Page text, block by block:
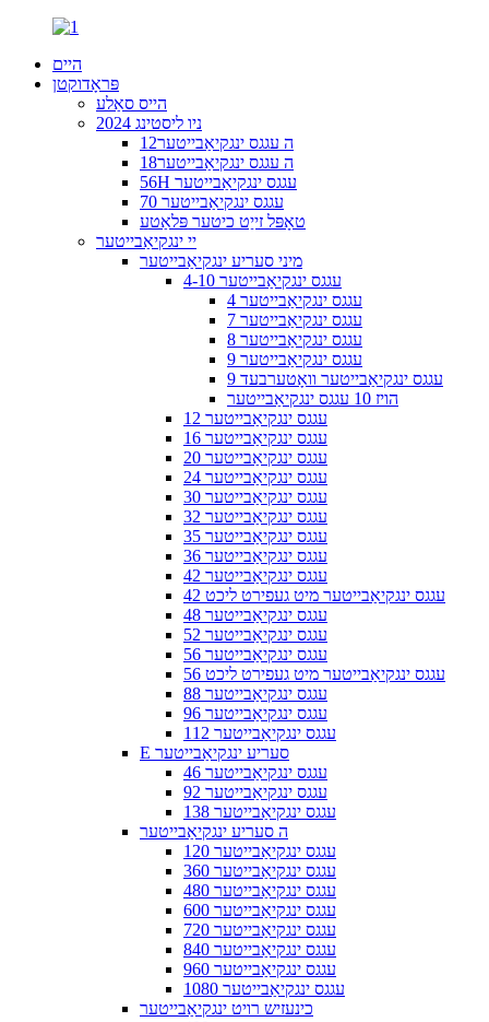
היים
פּראָדוקטן
הייס סאַלע
2024 ניו ליסטינג
12ה עגגס ינגקיאַבייטער
18ה עגגס ינגקיאַבייטער
56H עגגס ינגקיאַבייטער
70 עגגס ינגקיאַבייטער
טאָפּל זייַט כיטער פּלאַטע
יי ינגקיאַבייטער
מיני סעריע ינגקיאַבייטער
4-10 עגגס ינגקיאַבייטער
4 עגגס ינגקיאַבייטער
7 עגגס ינגקיאַבייטער
8 עגגס ינגקיאַבייטער
9 עגגס ינגקיאַבייטער
9 עגגס ינגקיאַבייטער וואָטערבעד
הויז 10 עגגס ינגקיאַבייטער
12 עגגס ינגקיאַבייטער
16 עגגס ינגקיאַבייטער
20 עגגס ינגקיאַבייטער
24 עגגס ינגקיאַבייטער
30 עגגס ינגקיאַבייטער
32 עגגס ינגקיאַבייטער
35 עגגס ינגקיאַבייטער
36 עגגס ינגקיאַבייטער
42 עגגס ינגקיאַבייטער
42 עגגס ינגקיאַבייטער מיט געפירט ליכט
48 עגגס ינגקיאַבייטער
52 עגגס ינגקיאַבייטער
56 עגגס ינגקיאַבייטער
56 עגגס ינגקיאַבייטער מיט געפירט ליכט
88 עגגס ינגקיאַבייטער
96 עגגס ינגקיאַבייטער
112 עגגס ינגקיאַבייטער
E סעריע ינגקיאַבייטער
46 עגגס ינגקיאַבייטער
92 עגגס ינגקיאַבייטער
138 עגגס ינגקיאַבייטער
ה סעריע ינגקיאַבייטער
120 עגגס ינגקיאַבייטער
360 עגגס ינגקיאַבייטער
480 עגגס ינגקיאַבייטער
600 עגגס ינגקיאַבייטער
720 עגגס ינגקיאַבייטער
840 עגגס ינגקיאַבייטער
960 עגגס ינגקיאַבייטער
1080 עגגס ינגקיאַבייטער
כינעזיש רויט ינגקיאַבייטער